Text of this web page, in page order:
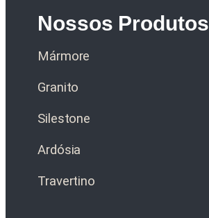
Nossos Produtos
Mármore
Granito
Silestone
Ardósia
Travertino